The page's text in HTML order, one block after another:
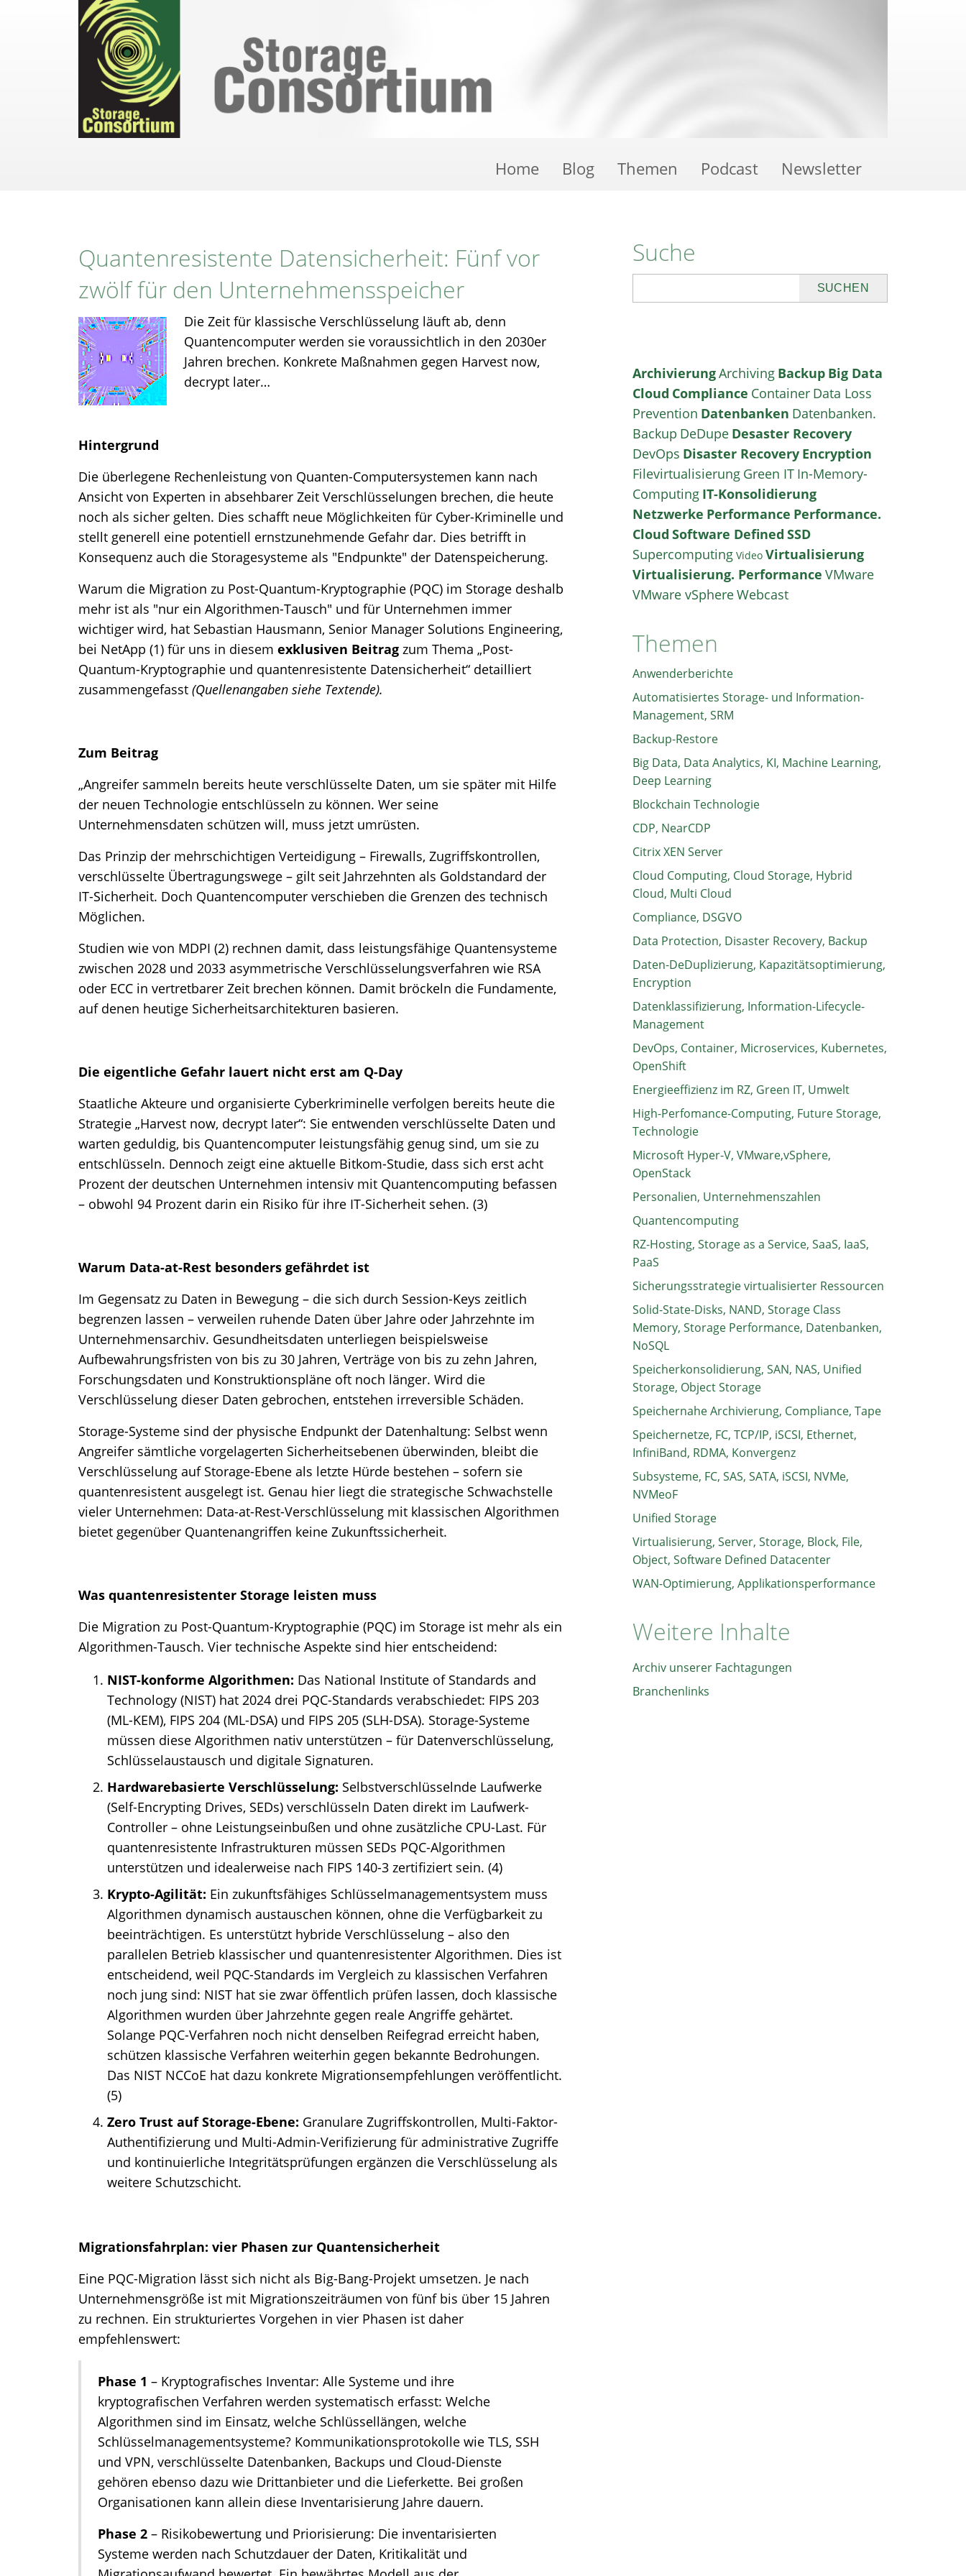
Home Blog Themen Podcast Newsletter
Quantenresistente Datensicherheit: Fünf vor
zwölf für den Unternehmensspeicher
Die Zeit für klassische Verschlüsselung läuft ab, denn
Quantencomputer werden sie voraussichtlich in den 2030er
Jahren brechen. Konkrete Maßnahmen gegen Harvest now,
decrypt later…
Hintergrund
Die überlegene Rechenleistung von Quanten-Computersystemen kann nach
Ansicht von Experten in absehbarer Zeit Verschlüsselungen brechen, die heute
noch als sicher gelten. Dies schafft neue Möglichkeiten für Cyber-Kriminelle und
stellt generell eine potentiell ernstzunehmende Gefahr dar. Dies betrifft in
Konsequenz auch die Storagesysteme als "Endpunkte" der Datenspeicherung.
Warum die Migration zu Post-Quantum-Kryptographie (PQC) im Storage deshalb
mehr ist als "nur ein Algorithmen-Tausch" und für Unternehmen immer
wichtiger wird, hat Sebastian Hausmann, Senior Manager Solutions Engineering,
bei NetApp (1) für uns in diesem exklusiven Beitrag zum Thema „Post-
Quantum-Kryptographie und quantenresistente Datensicherheit“ detailliert
zusammengefasst (Quellenangaben siehe Textende).
Zum Beitrag
„Angreifer sammeln bereits heute verschlüsselte Daten, um sie später mit Hilfe
der neuen Technologie entschlüsseln zu können. Wer seine
Unternehmensdaten schützen will, muss jetzt umrüsten.
Das Prinzip der mehrschichtigen Verteidigung – Firewalls, Zugriffskontrollen,
verschlüsselte Übertragungswege – gilt seit Jahrzehnten als Goldstandard der
IT-Sicherheit. Doch Quantencomputer verschieben die Grenzen des technisch
Möglichen.
Studien wie von MDPI (2) rechnen damit, dass leistungsfähige Quantensysteme
zwischen 2028 und 2033 asymmetrische Verschlüsselungsverfahren wie RSA
oder ECC in vertretbarer Zeit brechen können. Damit bröckeln die Fundamente,
auf denen heutige Sicherheitsarchitekturen basieren.
Die eigentliche Gefahr lauert nicht erst am Q-Day
Staatliche Akteure und organisierte Cyberkriminelle verfolgen bereits heute die
Strategie „Harvest now, decrypt later“: Sie entwenden verschlüsselte Daten und
warten geduldig, bis Quantencomputer leistungsfähig genug sind, um sie zu
entschlüsseln. Dennoch zeigt eine aktuelle Bitkom-Studie, dass sich erst acht
Prozent der deutschen Unternehmen intensiv mit Quantencomputing befassen
– obwohl 94 Prozent darin ein Risiko für ihre IT-Sicherheit sehen. (3)
Warum Data-at-Rest besonders gefährdet ist
Im Gegensatz zu Daten in Bewegung – die sich durch Session-Keys zeitlich
begrenzen lassen – verweilen ruhende Daten über Jahre oder Jahrzehnte im
Unternehmensarchiv. Gesundheitsdaten unterliegen beispielsweise
Aufbewahrungsfristen von bis zu 30 Jahren, Verträge von bis zu zehn Jahren,
Forschungsdaten und Konstruktionspläne oft noch länger. Wird die
Verschlüsselung dieser Daten gebrochen, entstehen irreversible Schäden.
Storage-Systeme sind der physische Endpunkt der Datenhaltung: Selbst wenn
Angreifer sämtliche vorgelagerten Sicherheitsebenen überwinden, bleibt die
Verschlüsselung auf Storage-Ebene als letzte Hürde bestehen – sofern sie
quantenresistent ausgelegt ist. Genau hier liegt die strategische Schwachstelle
vieler Unternehmen: Data-at-Rest-Verschlüsselung mit klassischen Algorithmen
bietet gegenüber Quantenangriffen keine Zukunftssicherheit.
Was quantenresistenter Storage leisten muss
Die Migration zu Post-Quantum-Kryptographie (PQC) im Storage ist mehr als ein
Algorithmen-Tausch. Vier technische Aspekte sind hier entscheidend:
NIST-konforme Algorithmen: Das National Institute of Standards and
Technology (NIST) hat 2024 drei PQC-Standards verabschiedet: FIPS 203
(ML-KEM), FIPS 204 (ML-DSA) und FIPS 205 (SLH-DSA). Storage-Systeme
müssen diese Algorithmen nativ unterstützen – für Datenverschlüsselung,
Schlüsselaustausch und digitale Signaturen.
Hardwarebasierte Verschlüsselung: Selbstverschlüsselnde Laufwerke
(Self-Encrypting Drives, SEDs) verschlüsseln Daten direkt im Laufwerk-
Controller – ohne Leistungseinbußen und ohne zusätzliche CPU-Last. Für
quantenresistente Infrastrukturen müssen SEDs PQC-Algorithmen
unterstützen und idealerweise nach FIPS 140-3 zertifiziert sein. (4)
Krypto-Agilität: Ein zukunftsfähiges Schlüsselmanagementsystem muss
Algorithmen dynamisch austauschen können, ohne die Verfügbarkeit zu
beeinträchtigen. Es unterstützt hybride Verschlüsselung – also den
parallelen Betrieb klassischer und quantenresistenter Algorithmen. Dies ist
entscheidend, weil PQC-Standards im Vergleich zu klassischen Verfahren
noch jung sind: NIST hat sie zwar öffentlich prüfen lassen, doch klassische
Algorithmen wurden über Jahrzehnte gegen reale Angriffe gehärtet.
Solange PQC-Verfahren noch nicht denselben Reifegrad erreicht haben,
schützen klassische Verfahren weiterhin gegen bekannte Bedrohungen.
Das NIST NCCoE hat dazu konkrete Migrationsempfehlungen veröffentlicht.
(5)
Zero Trust auf Storage-Ebene: Granulare Zugriffskontrollen, Multi-Faktor-
Authentifizierung und Multi-Admin-Verifizierung für administrative Zugriffe
und kontinuierliche Integritätsprüfungen ergänzen die Verschlüsselung als
weitere Schutzschicht.
Migrationsfahrplan: vier Phasen zur Quantensicherheit
Eine PQC-Migration lässt sich nicht als Big-Bang-Projekt umsetzen. Je nach
Unternehmensgröße ist mit Migrationszeiträumen von fünf bis über 15 Jahren
zu rechnen. Ein strukturiertes Vorgehen in vier Phasen ist daher
empfehlenswert:
Phase 1– Kryptografisches Inventar: Alle Systeme und ihre
kryptografischen Verfahren werden systematisch erfasst: Welche
Algorithmen sind im Einsatz, welche Schlüssellängen, welche
Schlüsselmanagementsysteme? Kommunikationsprotokolle wie TLS, SSH
und VPN, verschlüsselte Datenbanken, Backups und Cloud-Dienste
gehören ebenso dazu wie Drittanbieter und die Lieferkette. Bei großen
Organisationen kann allein diese Inventarisierung Jahre dauern.
Phase 2– Risikobewertung und Priorisierung: Die inventarisierten
Systeme werden nach Schutzdauer der Daten, Kritikalität und
Suche
ArchivierungArchiving Backup Big Data
Cloud Compliance Container Data Loss
Prevention Datenbanken Datenbanken.
Backup DeDupe Desaster Recovery
DevOps Disaster Recovery Encryption
Filevirtualisierung Green IT In-Memory-
Computing IT-Konsolidierung
Netzwerke Performance Performance.
Cloud Software Defined SSD
Supercomputing Video Virtualisierung
Virtualisierung. Performance VMware
VMware vSphereWebcast
Themen
Anwenderberichte
Automatisiertes Storage- und Information-
Management, SRM
Backup-Restore
Big Data, Data Analytics, KI, Machine Learning,
Deep Learning
Blockchain Technologie
CDP, NearCDP
Citrix XEN Server
Cloud Computing, Cloud Storage, Hybrid
Cloud, Multi Cloud
Compliance, DSGVO
Data Protection, Disaster Recovery, Backup
Daten-DeDuplizierung, Kapazitätsoptimierung,
Encryption
Datenklassifizierung, Information-Lifecycle-
Management
DevOps, Container, Microservices, Kubernetes,
OpenShift
Energieeffizienz im RZ, Green IT, Umwelt
High-Perfomance-Computing, Future Storage,
Technologie
Microsoft Hyper-V, VMware,vSphere,
OpenStack
Personalien, Unternehmenszahlen
Quantencomputing
RZ-Hosting, Storage as a Service, SaaS, IaaS,
PaaS
Sicherungsstrategie virtualisierter Ressourcen
Solid-State-Disks, NAND, Storage Class
Memory, Storage Performance, Datenbanken,
NoSQL
Speicherkonsolidierung, SAN, NAS, Unified
Storage, Object Storage
Speichernahe Archivierung, Compliance, Tape
Speichernetze, FC, TCP/IP, iSCSI, Ethernet,
InfiniBand, RDMA, Konvergenz
Subsysteme, FC, SAS, SATA, iSCSI, NVMe,
NVMeoF
Unified Storage
Virtualisierung, Server, Storage, Block, File,
Object, Software Defined Datacenter
WAN-Optimierung, Applikationsperformance
Weitere Inhalte
Archiv unserer Fachtagungen
Branchenlinks